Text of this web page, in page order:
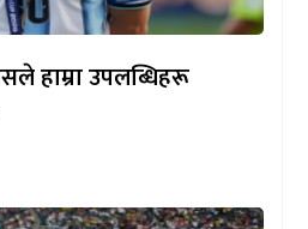
हाम्रा उपलब्धिहरू